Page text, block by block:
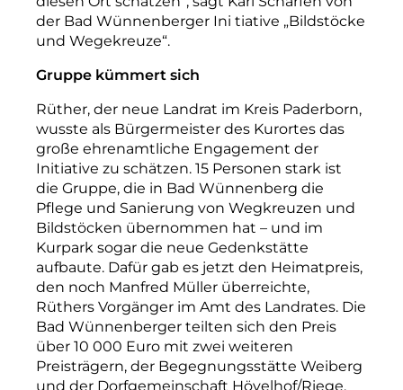
der Bad Wünnenberger Ini tiative „Bildstöcke
und Wegekreuze“.
Gruppe kümmert sich
Rüther, der neue Landrat im Kreis Paderborn,
wusste als Bürgermeister des Kurortes das
große ehrenamtliche Engagement der
Initiative zu schätzen. 15 Personen stark ist
die Gruppe, die in Bad Wünnenberg die
Pflege und Sanierung von Wegkreuzen und
Bildstöcken übernommen hat – und im
Kurpark sogar die neue Gedenkstätte
aufbaute. Dafür gab es jetzt den Heimatpreis,
den noch Manfred Müller überreichte,
Rüthers Vorgänger im Amt des Landrates. Die
Bad Wünnenberger teilten sich den Preis
über 10 000 Euro mit zwei weiteren
Preisträgern, der Begegnungsstätte Weiberg
und der Dorfgemeinschaft Hövelhof/Riege.